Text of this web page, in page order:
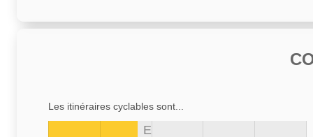
Les itinéraires cyclables sont...
E